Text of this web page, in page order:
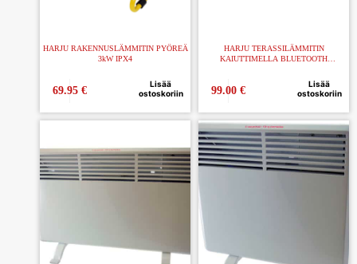
HARJU RAKENNUSLÄMMITIN PYÖREÄ
3kW IPX4
69.95 €
Lisää
ostoskoriin
HARJU TERASSILÄMMITIN
KAIUTTIMELLA BLUETOOTH
99.00 €
Lisää
ostoskoriin